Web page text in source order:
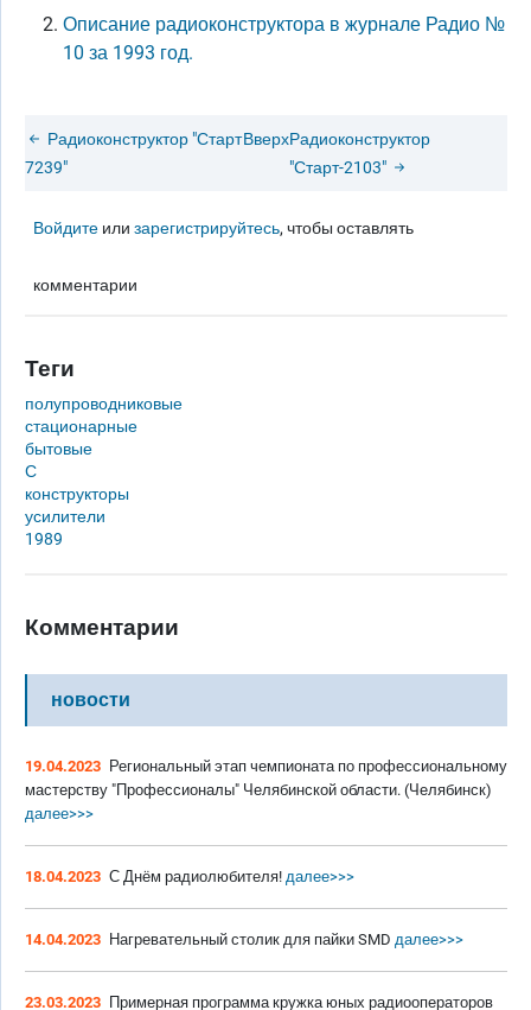
Описание радиоконструктора в журнале Радио №
10 за 1993 год.
Радиоконструктор "Старт
7239"
ВверхРадиоконструктор
"Старт-2103"
Войдите илизарегистрируйтесь, чтобы оставлять
комментарии
Теги
полупроводниковые
стационарные
бытовые
С
конструкторы
усилители
1989
Комментарии
новости
19.04.2023 Региональный этап чемпионата по профессиональному
мастерству "Профессионалы" Челябинской области. (Челябинск)
далее>>>
18.04.2023 С Днём радиолюбителя! далее>>>
14.04.2023 Нагревательный столик для пайки SMD далее>>>
23.03.2023 Примерная программа кружка юных радиооператоров